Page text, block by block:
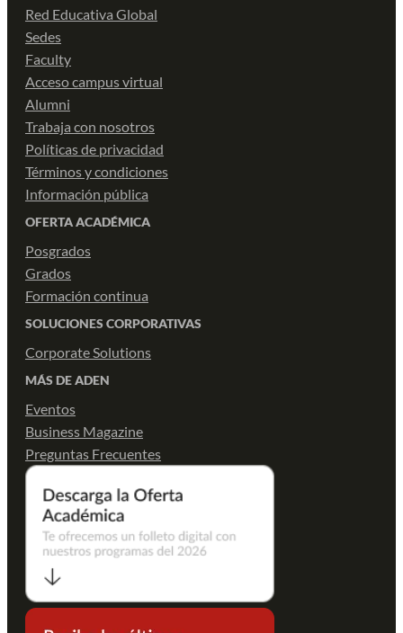
Red Educativa Global
Sedes
Faculty
Acceso campus virtual
Alumni
Trabaja con nosotros
Políticas de privacidad
Términos y condiciones
Información pública
OFERTA ACADÉMICA
Posgrados
Grados
Formación continua
SOLUCIONES CORPORATIVAS
Corporate Solutions
MÁS DE ADEN
Eventos
Business Magazine
Preguntas Frecuentes